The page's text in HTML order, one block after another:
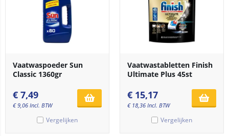
Vaatwaspoeder Sun
Classic 1360gr
€ 7,49
€9,06 Incl. BTW
Vergelijken
Vaatwastabletten Finish
Ultimate Plus 45st
€ 15,17
€ 18,36 Incl. BTW
Vergelijken